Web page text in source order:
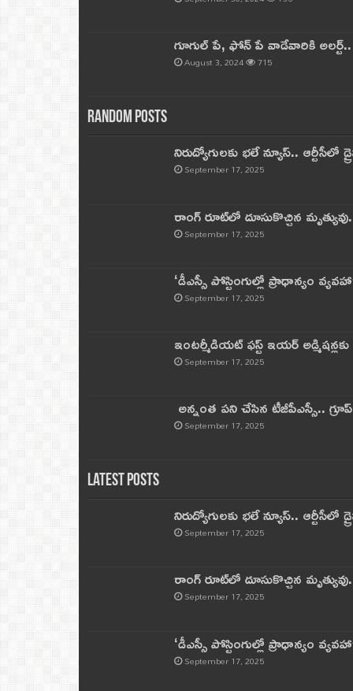
గూగుల్ పే, ఫోన్ పే వాడేవారికి
August 3, 2024 715
Random Posts
నిరుద్యోగులకు భలే న్యూస్.. ఆర్టీసీలో
September 17, 2025
రాంగ్ రూట్‌లో దూసుకొచ్చిన
September 17, 2025
‘డీఎస్సీ పోస్టింగుల్లో ప్రాధాన్యం
September 17, 2025
ఇంటర్మీడియట్ ఫస్ట్‌ ఇయర్‌
September 17, 2025
అన్నంత పని చేసిన టీజీపీఎస్సీ..
September 17, 2025
Latest Posts
నిరుద్యోగులకు భలే న్యూస్.. ఆర్టీసీలో
September 17, 2025
రాంగ్ రూట్‌లో దూసుకొచ్చిన
September 17, 2025
‘డీఎస్సీ పోస్టింగుల్లో ప్రాధాన్యం
September 17, 2025